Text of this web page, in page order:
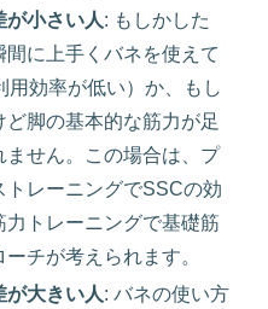
小さい人: もしかした
間に上手くバネを使えて
用効率が低い）か、もし
ど脚の基本的な筋力が足
ません。この場合は、プ
トレーニングでSSCの効
力トレーニングで基礎筋
チが考えられます。
大きい人: バネの使い方